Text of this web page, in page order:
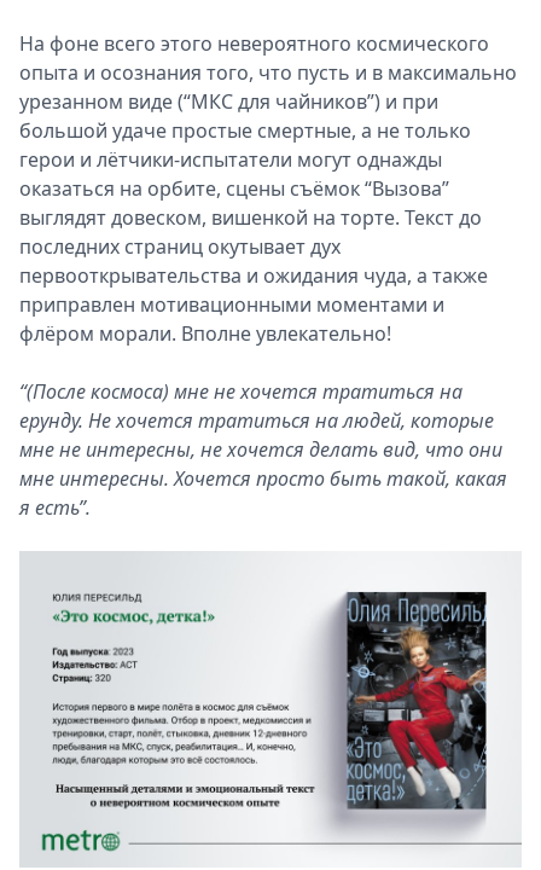
На фоне всего этого невероятного космического
опыта и осознания того, что пусть и в максимально
урезанном виде (“МКС для чайников”) и при
большой удаче простые смертные, а не только
герои и лётчики-испытатели могут однажды
оказаться на орбите, сцены съёмок “Вызова”
выглядят довеском, вишенкой на торте. Текст до
последних страниц окутывает дух
первооткрывательства и ожидания чуда, а также
приправлен мотивационными моментами и
флёром морали. Вполне увлекательно!
“(После космоса) мне не хочется тратиться на
ерунду. Не хочется тратиться на людей, которые
мне не интересны, не хочется делать вид, что они
мне интересны. Хочется просто быть такой, какая
я есть”.